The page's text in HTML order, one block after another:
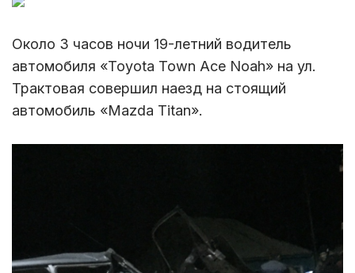
Около 3 часов ночи 19-летний водитель
автомобиля «Toyota Town Ace Noah» на ул.
Трактовая совершил наезд на стоящий
автомобиль «Mazda Titan».